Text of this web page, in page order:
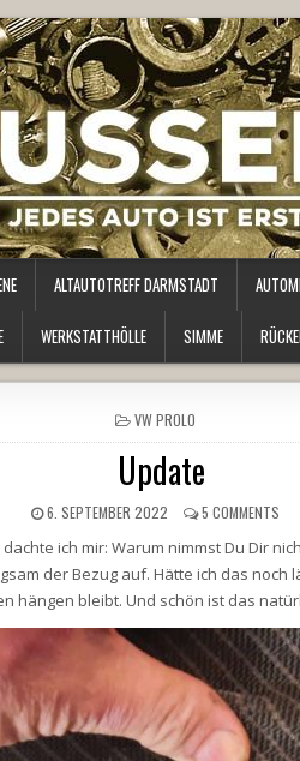
ALTAUTOTREFF DARMSTADT
WERKSTATTHÖLLE SIMME
POSTED
IN
VW PROLO
Update
6. SEPTEMBER 2022 5 COMMENTS
ich mir: Warum nimmst Du Dir
der Bezug auf. Hätte ich das
hängen bleibt. Und schön ist das